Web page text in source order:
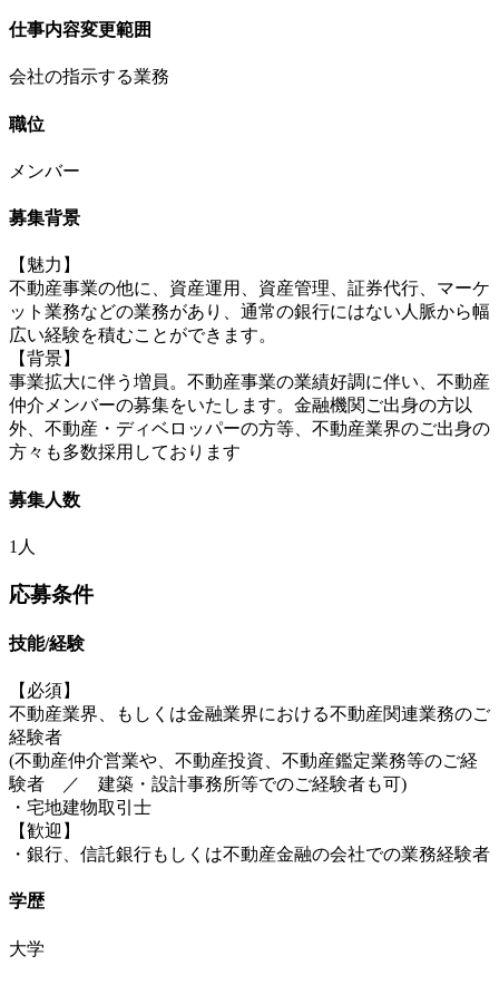
仕事内容変更範囲
会社の指示する業務
職位
メンバー
募集背景
【魅力】
不動産事業の他に、資産運用、資産管理、証券代行、マーケ
ット業務などの業務があり、通常の銀行にはない人脈から幅
広い経験を積むことができます。
【背景】
事業拡大に伴う増員。不動産事業の業績好調に伴い、不動産
仲介メンバーの募集をいたします。金融機関ご出身の方以
外、不動産・ディベロッパーの方等、不動産業界のご出身の
方々も多数採用しております
募集人数
1人
応募条件
技能/経験
【必須】
不動産業界、もしくは金融業界における不動産関連業務のご
経験者
(不動産仲介営業や、不動産投資、不動産鑑定業務等のご経
験者 ／ 建築・設計事務所等でのご経験者も可)
・宅地建物取引士
【歓迎】
・銀行、信託銀行もしくは不動産金融の会社での業務経験者
学歴
大学